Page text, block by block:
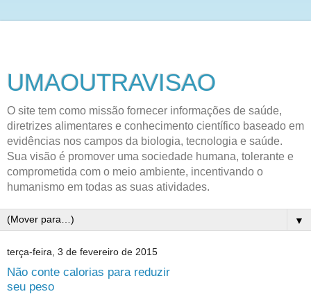
UMAOUTRAVISAO
O site tem como missão fornecer informações de saúde,
diretrizes alimentares e conhecimento científico baseado em
evidências nos campos da biologia, tecnologia e saúde.
Sua visão é promover uma sociedade humana, tolerante e
comprometida com o meio ambiente, incentivando o
humanismo em todas as suas atividades.
▼
terça-feira, 3 de fevereiro de 2015
Não conte calorias para reduzir
seu peso